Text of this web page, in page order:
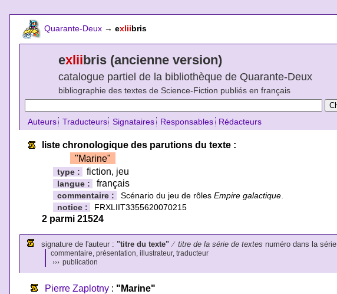
Quarante-Deux → exliibris
exliibris (ancienne version)
catalogue partiel de la bibliothèque de Quarante-Deux
bibliographie des textes de Science-Fiction publiés en français
Auteurs Traducteurs Signataires Responsables Rédacteurs
liste chronologique des parutions du texte :
"Marine"
type : fiction, jeu
langue : français
commentaire : Scénario du jeu de rôlesEmpire galactique
notice :
FRXLIIT3355620070215
2 parmi 21524
signature de l'auteur : "titre du texte" ⁄ titre de la série de textes numéro dans la série
commentaire, présentation, illustrateur, traducteur
››› publication
Pierre Zaplotny : "Marine"